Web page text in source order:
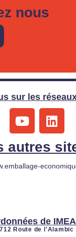
nous
sur les
Y
o
u
t
u
L
i
k
e
autres
de
712 Route de l'Alambic